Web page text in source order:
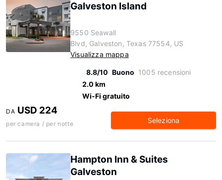
Galveston Island
9550 Seawall
Blvd, Galveston, Texas 77554, US
Visualizza mappa
8.8/10 Buono 1005 recensioni
2.0 km
Wi-Fi gratuito
DA USD 224
per camera / per notte Seleziona
Hampton Inn & Suites
Galveston